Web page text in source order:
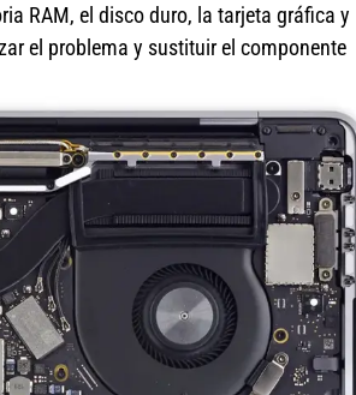
RAM, el disco duro, la tarjeta gráfica y
el problema y sustituir el componente